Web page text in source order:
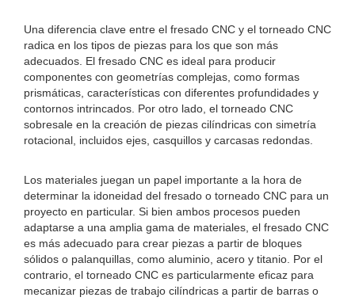
Una diferencia clave entre el fresado CNC y el torneado CNC
radica en los tipos de piezas para los que son más
adecuados. El fresado CNC es ideal para producir
componentes con geometrías complejas, como formas
prismáticas, características con diferentes profundidades y
contornos intrincados. Por otro lado, el torneado CNC
sobresale en la creación de piezas cilíndricas con simetría
rotacional, incluidos ejes, casquillos y carcasas redondas.
Los materiales juegan un papel importante a la hora de
determinar la idoneidad del fresado o torneado CNC para un
proyecto en particular. Si bien ambos procesos pueden
adaptarse a una amplia gama de materiales, el fresado CNC
es más adecuado para crear piezas a partir de bloques
sólidos o palanquillas, como aluminio, acero y titanio. Por el
contrario, el torneado CNC es particularmente eficaz para
mecanizar piezas de trabajo cilíndricas a partir de barras o